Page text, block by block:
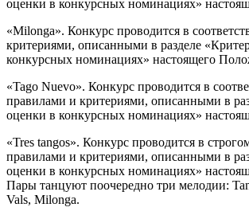
оценки в конкурсных номинациях»
«Milonga». Конкурс проводится в
критериями, описанными в разделе
конкурсных номинациях» настоящего
«Tago Nuevo». Конкурс проводится в
правилами и критериями, описанными в
оценки в конкурсных номинациях»
«Tres tangos». Конкурс проводится в
правилами и критериями, описанными в
оценки в конкурсных номинациях»
Пары танцуют поочередно три мелодии:
Vals, Milonga.